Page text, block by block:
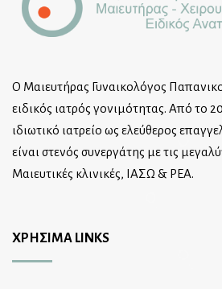
Ο Μαιευτήρας Γυναικολόγος
ειδικός ιατρός γονιμότητας. Από το
ιδιωτικό ιατρείο ως ελεύθερος
είναι στενός συνεργάτης με τις
Μαιευτικές κλινικές, ΙΑΣΩ & ΡΕΑ.
ΧΡΗΣΙΜΑ LINKS